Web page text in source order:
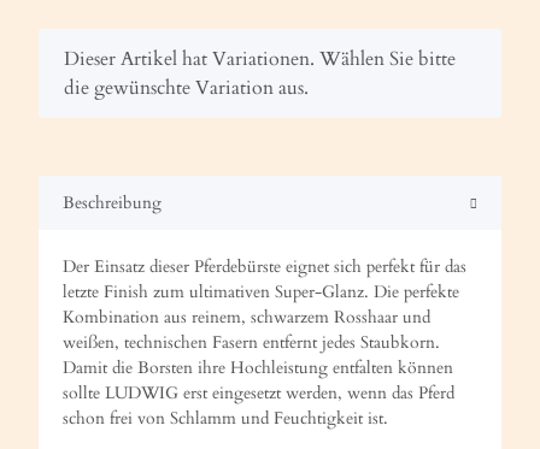
x
Dieser Artikel hat Variationen. Wählen Sie bitte
die gewünschte Variation aus.
Beschreibung
Der Einsatz dieser Pferdebürste eignet sich perfekt für das
letzte Finish zum ultimativen Super-Glanz. Die perfekte
Kombination aus reinem, schwarzem Rosshaar und
weißen, technischen Fasern entfernt jedes Staubkorn.
Damit die Borsten ihre Hochleistung entfalten können
sollte LUDWIG erst eingesetzt werden, wenn das Pferd
schon frei von Schlamm und Feuchtigkeit ist.